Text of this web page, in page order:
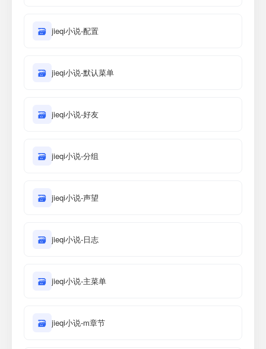
🗃 jieqi小说-配置
🗃 jieqi小说-默认菜单
🗃 jieqi小说-好友
🗃 jieqi小说-分组
🗃 jieqi小说-声望
🗃 jieqi小说-日志
🗃 jieqi小说-主菜单
🗃 jieqi小说-m章节